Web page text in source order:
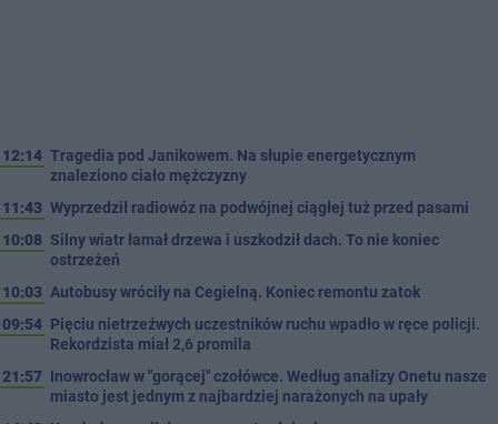
12:14 Tragedia pod Janikowem. Na słupie energetycznym
znaleziono ciało mężczyzny
11:43 Wyprzedził radiowóz na podwójnej ciągłej tuż przed pasami
10:08 Silny wiatr łamał drzewa i uszkodził dach. To nie koniec
ostrzeżeń
10:03 Autobusy wróciły na Cegielną. Koniec remontu zatok
09:54 Pięciu nietrzeźwych uczestników ruchu wpadło w ręce policji.
Rekordzista miał 2,6 promila
21:57 Inowrocław w "gorącej" czołówce. Według analizy Onetu nasze
miasto jest jednym z najbardziej narażonych na upały